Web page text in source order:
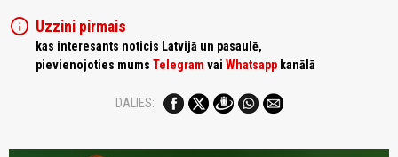
info Uzzini pirmais
kas interesants noticis Latvijā un pasaulē,
pievienojoties mums Telegram vai Whatsapp kanālā
DALIES: